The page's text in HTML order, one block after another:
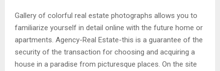
Gallery of colorful real estate photographs allows you to
familiarize yourself in detail online with the future home or
apartments. Agency-Real Estate-this is a guarantee of the
security of the transaction for choosing and acquiring a
house in a paradise from picturesque places. On the site